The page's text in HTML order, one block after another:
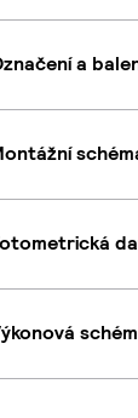
a